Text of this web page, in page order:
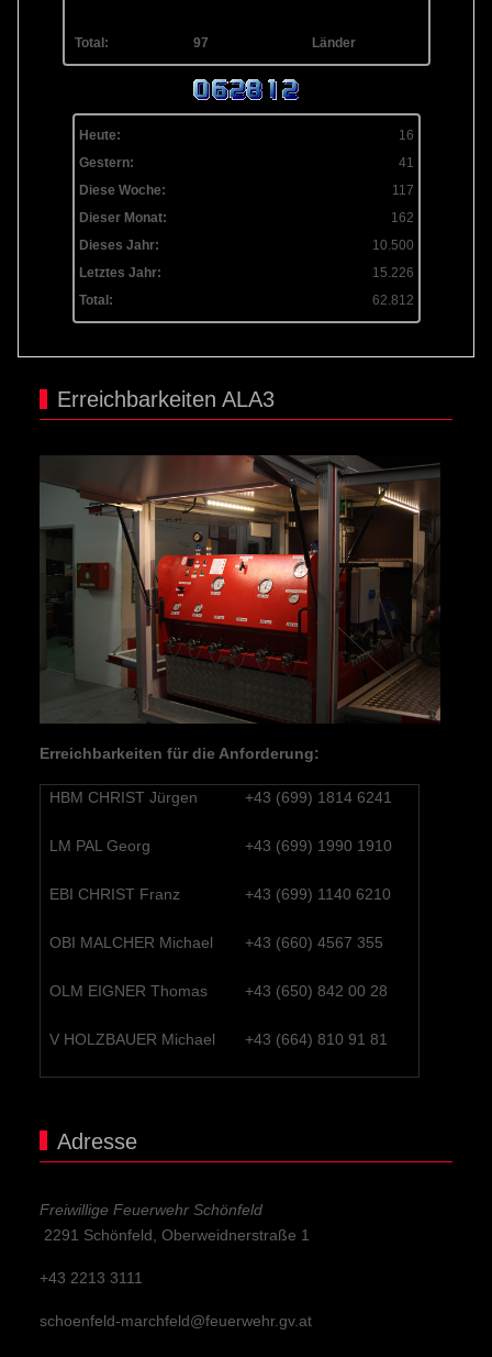
Total: 97 Länder
Heute:
16
Gestern:
41
Diese Woche:
117
Dieser Monat:
162
Dieses Jahr:
10.500
Letztes Jahr:
15.226
Total:
62.812
Erreichbarkeiten ALA3
Erreichbarkeiten für die Anforderung:
HBM CHRIST Jürgen +43 (699) 1814 6241
LM PAL Georg +43 (699) 1990 1910
EBI CHRIST Franz +43 (699) 1140 6210
OBI MALCHER Michael +43 (660) 4567 355
OLM EIGNER Thomas +43 (650) 842 00 28
V HOLZBAUER Michael +43 (664) 810 91 81
Adresse
Freiwillige Feuerwehr Schönfeld
2291 Schönfeld, Oberweidnerstraße 1
+43 2213 3111
schoenfeld-marchfeld@feuerwehr.gv.at